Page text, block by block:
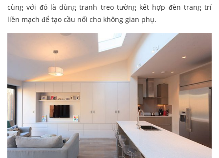
cùng với đó là dùng tranh treo tường kết hợp đèn trang trí
liền mạch để tạo cầu nối cho không gian phụ.